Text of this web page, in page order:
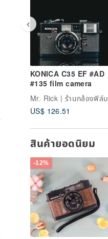
KONICA C35 EF #AD
#135 film camera
Mr. Rick | ร้านกล้องฟิล์ม
US$ 126.51
สินค้ายอดนิยม
-12%